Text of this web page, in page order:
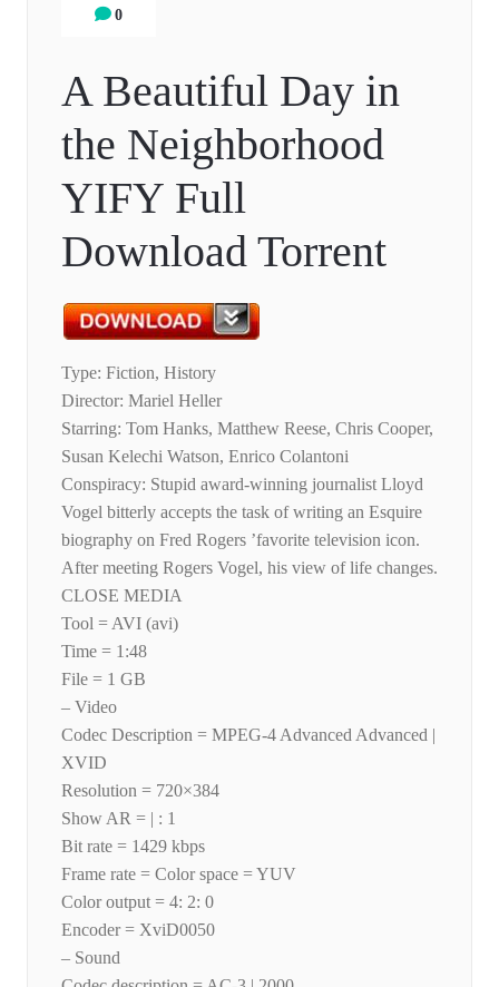
0
A Beautiful Day in
the Neighborhood
YIFY Full
Download Torrent
Type: Fiction, History
Director: Mariel Heller
Starring: Tom Hanks, Matthew Reese, Chris Cooper,
Susan Kelechi Watson, Enrico Colantoni
Conspiracy: Stupid award-winning journalist Lloyd
Vogel bitterly accepts the task of writing an Esquire
biography on Fred Rogers ’favorite television icon.
After meeting Rogers Vogel, his view of life changes.
CLOSE MEDIA
Tool = AVI (avi)
Time = 1:48
File = 1 GB
– Video
Codec Description = MPEG-4 Advanced Advanced |
XVID
Resolution = 720×384
Show AR = | : 1
Bit rate = 1429 kbps
Frame rate = Color space = YUV
Color output = 4: 2: 0
Encoder = XviD0050
– Sound